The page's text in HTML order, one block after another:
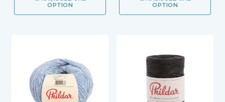
OPTION
OPTION